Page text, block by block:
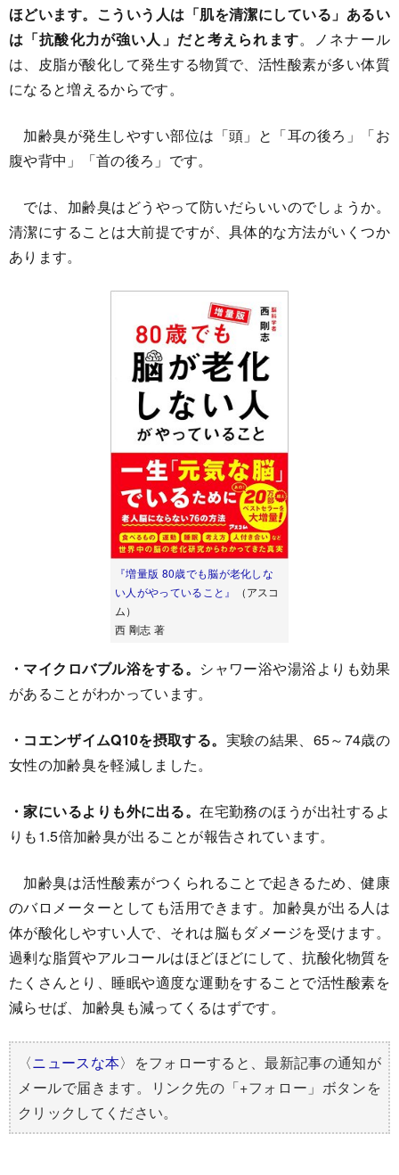
ほどいます。こういう人は「肌を清潔にしている」あるい
は「抗酸化力が強い人」だと考えられます。ノネナール
は、皮脂が酸化して発生する物質で、活性酸素が多い体質
になると増えるからです。
加齢臭が発生しやすい部位は「頭」と「耳の後ろ」「お
腹や背中」「首の後ろ」です。
では、加齢臭はどうやって防いだらいいのでしょうか。
清潔にすることは大前提ですが、具体的な方法がいくつか
あります。
『増量版 80歳でも脳が老化しな
い人がやっていること』
（アスコ
ム）
西 剛志 著
・マイクロバブル浴をする。 シャワー浴や湯浴よりも効果
があることがわかっています。
・コエンザイムQ10を摂取する。 実験の結果、65～74歳の
女性の加齢臭を軽減しました。
・家にいるよりも外に出る。在宅勤務のほうが出社するよ
りも1.5倍加齢臭が出ることが報告されています。
加齢臭は活性酸素がつくられることで起きるため、健康
のバロメーターとしても活用できます。加齢臭が出る人は
体が酸化しやすい人で、それは脳もダメージを受けます。
過剰な脂質やアルコールはほどほどにして、抗酸化物質を
たくさんとり、睡眠や適度な運動をすることで活性酸素を
減らせば、加齢臭も減ってくるはずです。
〈ニュースな本〉をフォローすると、最新記事の通知が
メールで届きます。リンク先の「+フォロー」ボタンを
クリックしてください。